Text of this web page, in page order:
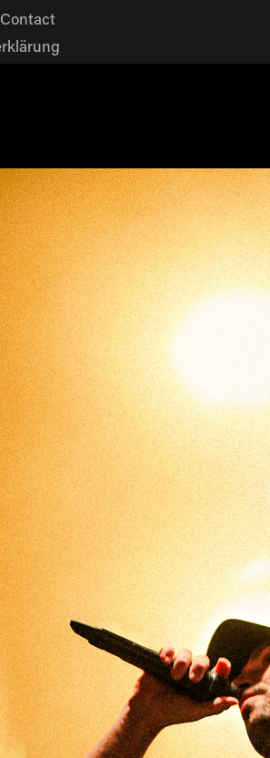
Contact